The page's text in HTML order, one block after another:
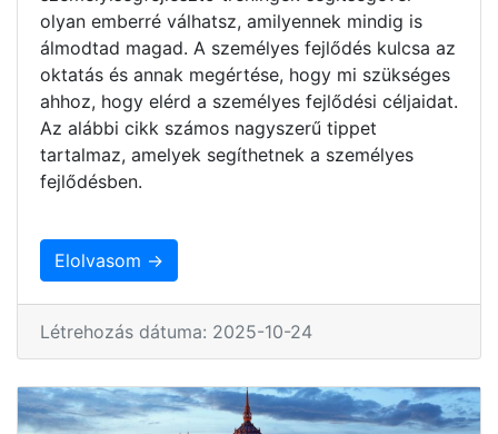
olyan emberré válhatsz, amilyennek mindig is
álmodtad magad. A személyes fejlődés kulcsa az
oktatás és annak megértése, hogy mi szükséges
ahhoz, hogy elérd a személyes fejlődési céljaidat.
Az alábbi cikk számos nagyszerű tippet
tartalmaz, amelyek segíthetnek a személyes
fejlődésben.
Elolvasom →
Létrehozás dátuma: 2025-10-24